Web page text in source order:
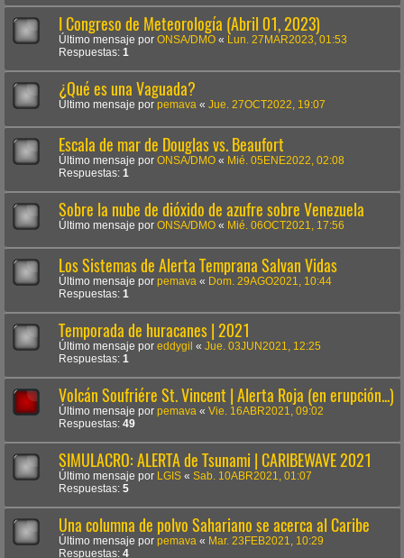
I Congreso de Meteorología (Abril 01, 2023)
Último mensaje por ONSA/DMO «
Lun. 27MAR2023, 01:53
Respuestas: 1
¿Qué es una Vaguada?
Último mensaje por pemava « Jue. 27OCT2022, 19:07
Escala de mar de Douglas vs. Beaufort
Último mensaje por ONSA/DMO « Mié. 05ENE2022, 02:08
Respuestas: 1
Sobre la nube de dióxido de azufre sobre Venezuela
Último mensaje por ONSA/DMO « Mié. 06OCT2021, 17:56
Los Sistemas de Alerta Temprana Salvan Vidas
Último mensaje por pemava « Dom. 29AGO2021, 10:44
Respuestas: 1
Temporada de huracanes | 2021
Último mensaje por eddygil « Jue. 03JUN2021, 12:25
Respuestas: 1
Volcán Soufriére St. Vincent | Alerta Roja (en erupción...)
Último mensaje por pemava « Vie. 16ABR2021, 09:02
Respuestas: 49
SIMULACRO: ALERTA de Tsunami | CARIBEWAVE 2021
Último mensaje por LGIS « Sab. 10ABR2021, 01:07
Respuestas: 5
Una columna de polvo Sahariano se acerca al Caribe
Último mensaje por pemava « Mar. 23FEB2021, 10:29
Respuestas: 4